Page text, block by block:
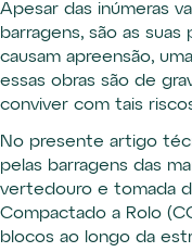
Apesar das inúmeras
barragens, são as
causam apreensão,
essas obras são de
conviver com tais
No presente artigo
pelas barragens das
vertedouro e tomada
Compactado a Rolo
blocos ao longo da